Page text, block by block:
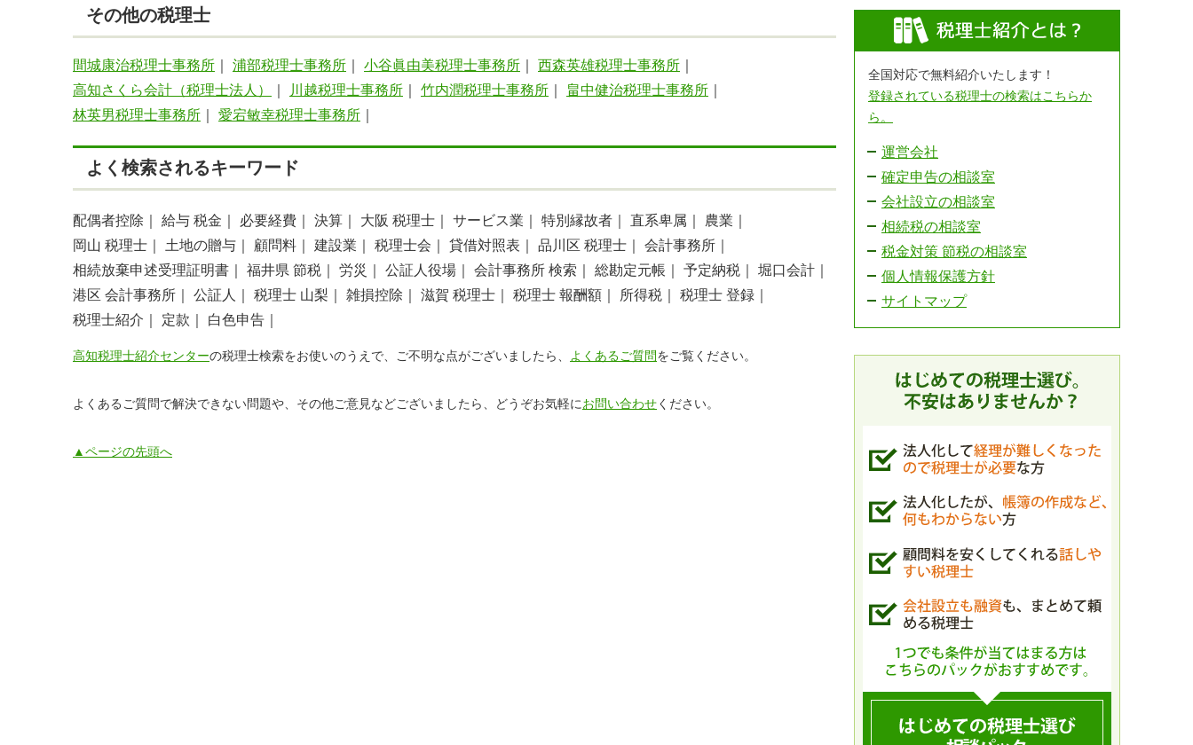
その他の税理士
間城康治税理士事務所 浦部税理士事務所 小谷眞由美税理士事務所 西森英雄税理士事務所
高知さくら会計（税理士法人）
川越税理士事務所 竹内潤税理士事務所 畠中健治税理士事務所
林英男税理士事務所
愛宕敏幸税理士事務所
よく検索されるキーワード
配偶者控除｜ 給与 税金｜ 必要経費｜ 決算｜ 大阪 税理士｜ サービス業｜ 特別縁故者｜ 直系卑属｜
農業｜
岡山 税理士｜
土地の贈与｜ 顧問料｜ 建設業｜ 税理士会｜ 貸借対照表｜ 品川区 税理士｜
会計事務所｜
相続放棄申述受理証明書｜
福井県 節税｜ 労災｜ 公証人役場｜ 会計事務所 検索｜ 総勘定元帳｜ 予定納税｜
堀口会計｜
港区 会計事務所｜
公証人｜ 税理士 山梨｜ 雑損控除｜ 滋賀 税理士｜ 税理士 報酬額｜ 所得税｜
税理士 登録｜
税理士紹介｜
定款｜ 白色申告｜
高知税理士紹介センターの税理士検索をお使いのうえで、ご不明な点がございましたら、 よくあるご質問をご覧ください。
よくあるご質問で解決できない問題や、その他ご意見などございましたら、どうぞお気軽にお問い合わせください。
▲ページの先頭へ
全国対応で無料紹介いたします！
登録されている税理士の検索はこちらか
ら。
運営会社
確定申告の相談室
会社設立の相談室
相続税の相談室
税金対策 節税の相談室
個人情報保護方針
サイトマップ